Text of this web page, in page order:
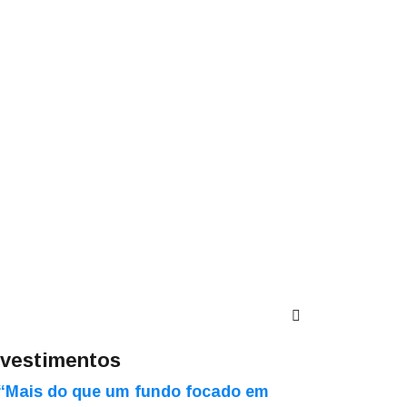
do que um fundo focado em